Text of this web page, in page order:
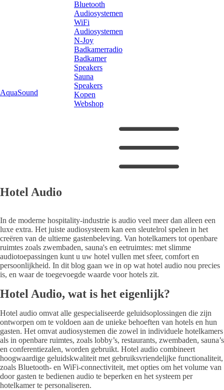
AquaSound
Bluetooth
Audiosystemen
WiFi
Audiosystemen
N-Joy
Badkamerradio
Badkamer
Speakers
Sauna
Speakers
Kopen
Webshop
Hotel Audio
In de moderne hospitality-industrie is audio veel meer dan alleen een
luxe extra. Het juiste audiosysteem kan een sleutelrol spelen in het
creëren van de ultieme gastenbeleving. Van hotelkamers tot openbare
ruimtes zoals zwembaden, sauna's en eetruimtes: met slimme
audiotoepassingen kunt u uw hotel vullen met sfeer, comfort en
persoonlijkheid. In dit blog gaan we in op wat hotel audio nou precies
is, en waar de toegevoegde waarde voor hotels zit.
Hotel Audio, wat is het eigenlijk?
Hotel audio omvat alle gespecialiseerde geluidsoplossingen die zijn
ontworpen om te voldoen aan de unieke behoeften van hotels en hun
gasten. Het omvat audiosystemen die zowel in individuele hotelkamers
als in openbare ruimtes, zoals lobby’s, restaurants, zwembaden, sauna’s
en conferentiezalen, worden gebruikt. Hotel audio combineert
hoogwaardige geluidskwaliteit met gebruiksvriendelijke functionaliteit,
zoals Bluetooth- en WiFi-connectiviteit, met opties om het volume van
door gasten te bedienen audio te beperken en het systeem per
hotelkamer te personaliseren.